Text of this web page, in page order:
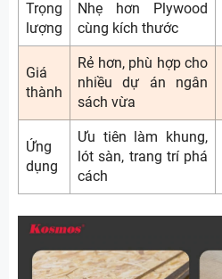
Trọng
lượng
Nhẹ hơn Plywood
cùng kích thước
Giá
thành
Rẻ hơn, phù hợp cho
nhiều dự án ngân
sách vừa
Ứng
dụng
Ưu tiên làm khung,
lót sàn, trang trí phá
cách